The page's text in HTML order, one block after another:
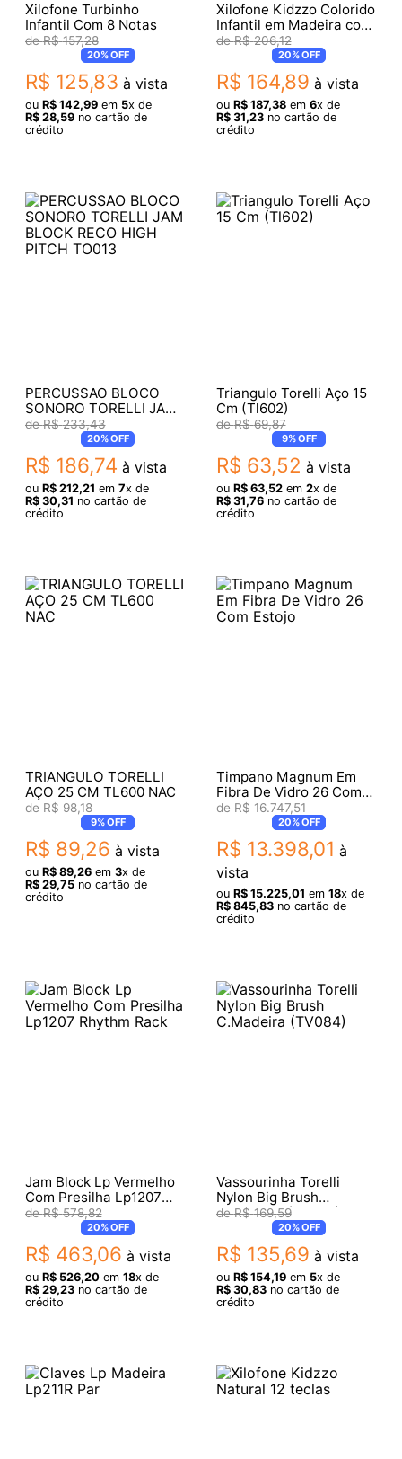
Xilofone Turbinho
Infantil Com 8 Notas
R$ 157,28
20%OFF
R$ 125,83 à vista
ou R$ 142,99em 5x de
R$ 28,59no cartão de
crédito
Xilofone Kidzzo Colorido
Infantil em Madeira com
12 Teclas
R$ 206,12
20%OFF
R$ 164,89 à vista
ou R$ 187,38em 6x de
R$ 31,23no cartão de
crédito
PERCUSSAO BLOCO
SONORO TORELLI JAM
BLOCK RECO HIGH
PITCH TO013
R$ 233,43
20%OFF
R$ 186,74 à vista
ou R$ 212,21 em 7x de
R$ 30,31 no cartão de
crédito
Triangulo Torelli Aço 15
Cm (Tl602)
R$ 69,87
9%OFF
R$ 63,52 à vista
ou R$ 63,52em 2x de
R$ 31,76no cartão de
crédito
TRIANGULO TORELLI
AÇO 25 CM TL600 NAC
R$ 98,18
9%OFF
R$ 89,26 à vista
ou R$ 89,26em 3x de
R$ 29,75no cartão de
crédito
Timpano Magnum Em
Fibra De Vidro 26 Com
Estojo
R$ 16.747,51
20%OFF
R$ 13.398,01 à
vista
ou R$ 15.225,01 em 18x de
R$ 845,83no cartão de
crédito
Jam Block Lp Vermelho
Com Presilha Lp1207
Rhythm Rack
R$ 578,82
20%OFF
R$ 463,06 à vista
ou R$ 526,20em 18x de
R$ 29,23no cartão de
crédito
Vassourinha Torelli
Nylon Big Brush
C.Madeira (TV084)
R$ 169,59
20%OFF
R$ 135,69 à vista
ou R$ 154,19em 5x de
R$ 30,83no cartão de
crédito